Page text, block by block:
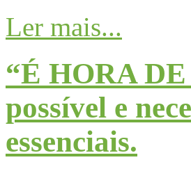
Ler mais...
“É HORA
possível e
essenciais.